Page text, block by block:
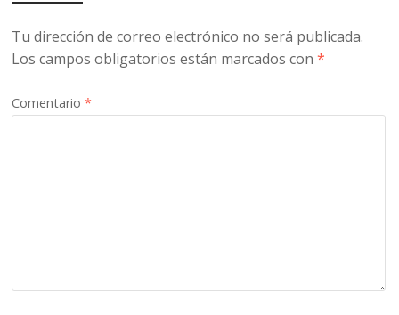
Tu dirección de correo electrónico no será publicada.
Los campos obligatorios están marcados con*
Comentario*